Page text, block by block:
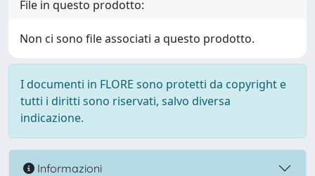
File in questo prodotto:
Non ci sono file associati a questo prodotto.
I documenti in FLORE sono protetti da copyright e
tutti i diritti sono riservati, salvo diversa
indicazione.
Informazioni